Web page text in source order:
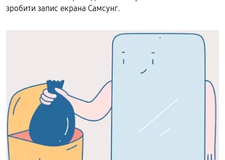
зробити запис екрана Самсунг.